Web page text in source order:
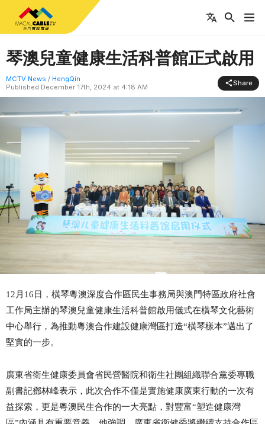
琴澳兒童健康生活科普館正式啟用
MCTV News / HengQin
Published December 17th, 2024 at 4:18 AM Share
12 月 16日，橫琴粵澳深度合作區民生事務局與澳門特區政府社會
工作局主辦的琴澳兒童健康生活科普館啟用儀式在橫琴文化藝術
中心舉行 ，為推動粵澳合作建設健康灣區打造“橫琴樣本”邁出了
堅實的一步。
廣東省衛生健康委員會省民營醫院和衛生社團組織聯合黨委專職
副書記鄧林峰表示，此次合作不僅是實施健康廣東行動的一次有
益探索，更是粵澳民生合作的一大亮點，對豐富“塑造健康灣